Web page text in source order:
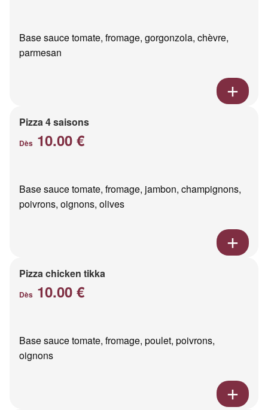
Base sauce tomate, fromage, gorgonzola, chèvre,
parmesan
Pizza 4 saisons
Dès 10.00 €
Base sauce tomate, fromage, jambon, champignons,
poivrons, oignons, olives
Pizza chicken tikka
Dès 10.00 €
Base sauce tomate, fromage, poulet, poivrons,
oignons